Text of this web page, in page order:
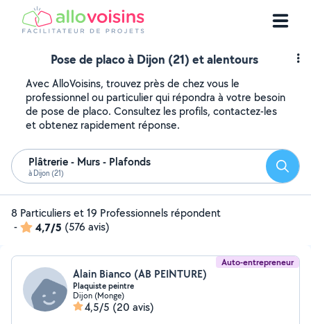
Pose de placo à Dijon (21) et alentours
Avec AlloVoisins, trouvez près de chez vous le
professionnel ou particulier qui répondra à votre besoin
de pose de placo. Consultez les profils, contactez-les
et obtenez rapidement réponse.
Plâtrerie - Murs - Plafonds
à Dijon (21)
8 Particuliers et 19 Professionnels répondent
-
4,7/5 (576 avis)
Auto-entrepreneur
Alain Bianco (AB PEINTURE)
Plaquiste peintre
Dijon (Monge)
4,5/5 (20 avis)